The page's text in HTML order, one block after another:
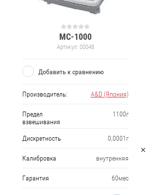
MC-1000
Артикул: 00048
Добавить к сравнению
Производитель: A&D (Япония)
Предел
взвешивания
1100г
Дискретность 0,0001г
Калибровка внутренняя
Гарантия 60мес